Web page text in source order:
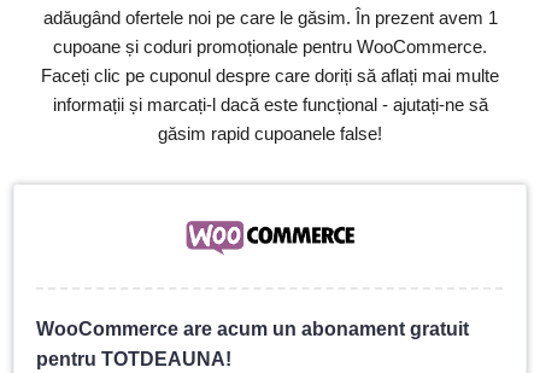
adăugând ofertele noi pe care le găsim. În prezent avem 1
cupoane și coduri promoționale pentru WooCommerce.
Faceți clic pe cuponul despre care doriți să aflați mai multe
informații și marcați-l dacă este funcțional - ajutați-ne să
găsim rapid cupoanele false!
WooCommerce are acum un abonament gratuit
pentru TOTDEAUNA!